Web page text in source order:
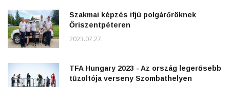
Szakmai képzés ifjú polgárőröknek
Őriszentpéteren
2023.07.27.
TFA Hungary 2023 - Az ország legerősebb
tűzoltója verseny Szombathelyen